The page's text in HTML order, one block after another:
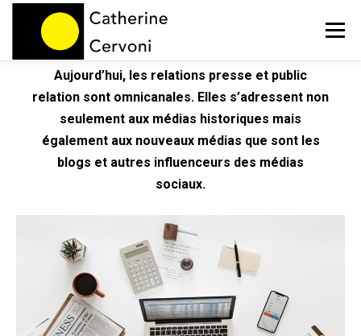
Menu
HOME NOS PRESTATIONS BLOG
A PROPOS
Aujourd’hui, les relations presse et public
relation sont omnicanales. Elles s’adressent non
seulement aux médias historiques mais
également aux nouveaux médias que sont les
blogs et autres influenceurs des médias
sociaux.